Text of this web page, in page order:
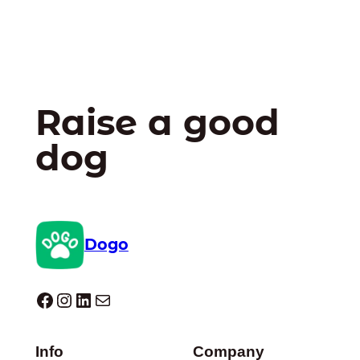
Raise a good
dog
Dogo
Dogo facebook InstagramLinkedIn E-mail
Info Company